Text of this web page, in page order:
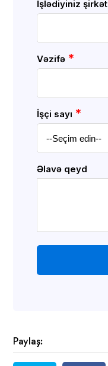
İşlədiyiniz şirkət
Vəzifə *
İşçi sayı *
Əlavə qeyd
Paylaş: